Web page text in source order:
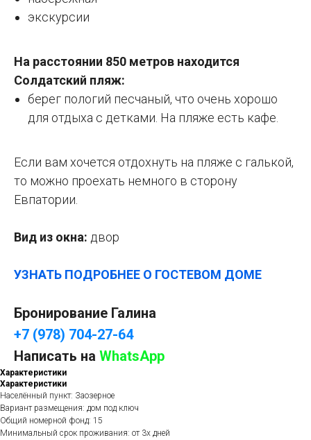
экскурсии
На расстоянии 850 метров находится
Солдатский пляж:
берег пологий песчаный, что очень хорошо
для отдыха с детками. На пляже есть кафе.
Если вам хочется отдохнуть на пляже с галькой,
то можно проехать немного в сторону
Евпатории.
Вид из окна: двор
УЗНАТЬ ПОДРОБНЕЕ О ГОСТЕВОМ ДОМЕ
Бронирование Галина
+7 (978) 704-27-64
Написать на WhatsApp
Характеристики
Характеристики
Населённый пункт: Заозерное
Вариант размещения: дом под ключ
Общий номерной фонд: 15
Минимальный срок проживания: от 3х дней